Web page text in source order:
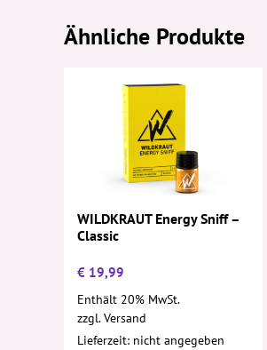
Ähnliche Produkte
WILDKRAUT Energy Sniff –
Classic
€ 19,99
Enthält 20% MwSt.
zzgl.Versand
Lieferzeit: nicht angegeben